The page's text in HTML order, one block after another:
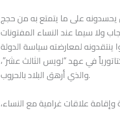
يحسدونه على ما يتمتع به من حجج
ولا سيما عند النساء المفتونات
ينتقدونه لمعارضته سياسة الدولة
في عهد “لويس الثالث عشر”،
والذي أرهق البلاد بالحروب.
وإقامة علاقات غرامية مع النساء،